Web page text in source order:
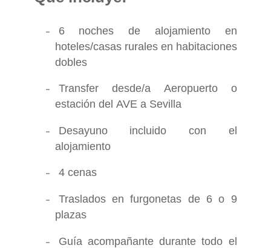
6 noches de alojamiento en
hoteles/casas rurales en habitaciones
dobles
Transfer desde/a Aeropuerto o
estación del AVE a Sevilla
Desayuno incluido con el
alojamiento
4 cenas
Traslados en furgonetas de 6 o 9
plazas
Guía acompañante durante todo el